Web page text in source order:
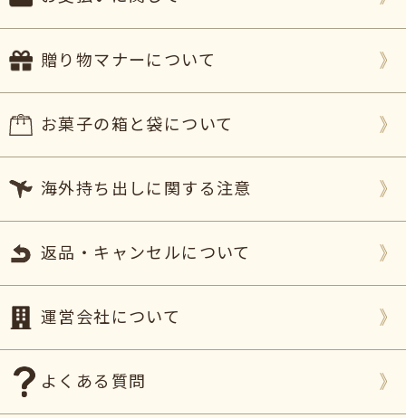
贈り物マナーについて
お菓子の箱と袋について
海外持ち出しに関する注意
返品・キャンセルについて
運営会社について
よくある質問